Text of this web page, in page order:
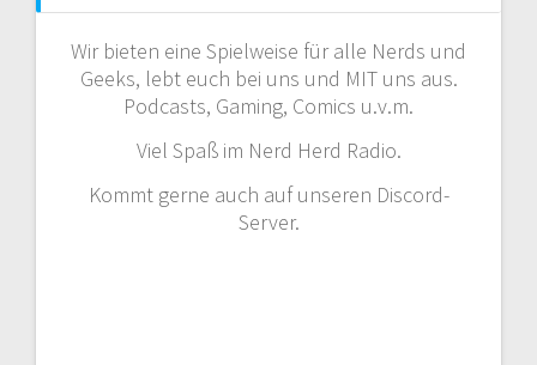
Wir bieten eine Spielweise für alle Nerds und
Geeks, lebt euch bei uns und MIT uns aus.
Podcasts, Gaming, Comics u.v.m.
Viel Spaß im Nerd Herd Radio.
Kommt gerne auch auf unseren Discord-
Server.